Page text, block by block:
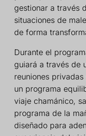
gestionar a través
situaciones de
de forma
Durante el
guiará a través de
reuniones
un programa
viaje chamánico,
programa de la
diseñado para